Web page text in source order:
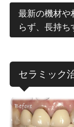
最新の機材や
らず、長持
セラミック